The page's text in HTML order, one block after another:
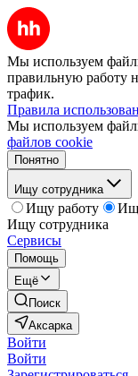
Мы используем
правильную работу
трафик.
Правила
Мы используем
файлов cookie
Понятно
Ищу сотрудника
Ищу работу
Ищу сотрудника
Сервисы
Помощь
Ещё
Поиск
Аксарка
Войти
Войти